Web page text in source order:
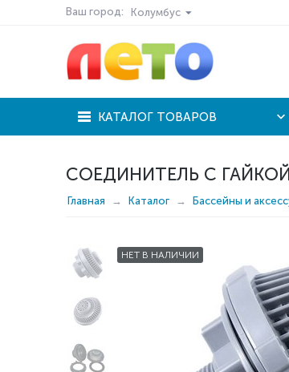
Ваш город: Колумбус
КАТАЛОГ ТОВАРОВ
СОЕДИНИТЕЛЬ С ГАЙКОЙ
Главная Каталог Бассейны и
НЕТ В НАЛИЧИИ